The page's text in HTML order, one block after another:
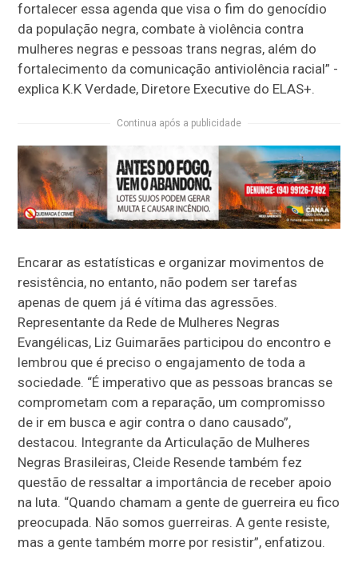
fortalecer essa agenda que visa o fim do genocídio
da população negra, combate à violência contra
mulheres negras e pessoas trans negras, além do
fortalecimento da comunicação antiviolência racial” -
explica K.K Verdade, Diretore Executive do ELAS+.
Continua após a publicidade
Encarar as estatísticas e organizar movimentos de
resistência, no entanto, não podem ser tarefas
apenas de quem já é vítima das agressões.
Representante da Rede de Mulheres Negras
Evangélicas, Liz Guimarães participou do encontro e
lembrou que é preciso o engajamento de toda a
sociedade. “É imperativo que as pessoas brancas se
comprometam com a reparação, um compromisso
de ir em busca e agir contra o dano causado”,
destacou. Integrante da Articulação de Mulheres
Negras Brasileiras, Cleide Resende também fez
questão de ressaltar a importância de receber apoio
na luta. “Quando chamam a gente de guerreira eu fico
preocupada. Não somos guerreiras. A gente resiste,
mas a gente também morre por resistir”, enfatizou.